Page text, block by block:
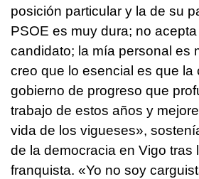
posición particular y la de su
PSOE es muy dura; no
candidato; la mía personal es
creo que lo esencial es que la
gobierno de progreso que
trabajo de estos años y
vida de los vigueses»,
de la democracia en Vigo tras
franquista. «Yo no soy